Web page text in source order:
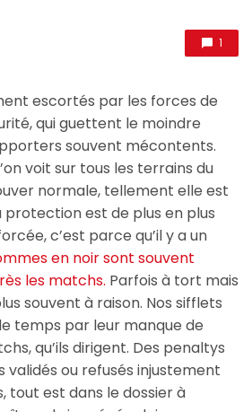
1
escortés par les forces de
qui guettent le moindre
souvent mécontents.
voit sur tous les terrains du
normale, tellement elle est
protection est de plus en plus
c’est parce qu’il y a un
en noir sont souvent
les matchs. Parfois à tort mais
souvent à raison. Nos sifflets
temps par leur manque de
qu’ils dirigent. Des penaltys
validés ou refusés injustement
tout est dans le dossier à